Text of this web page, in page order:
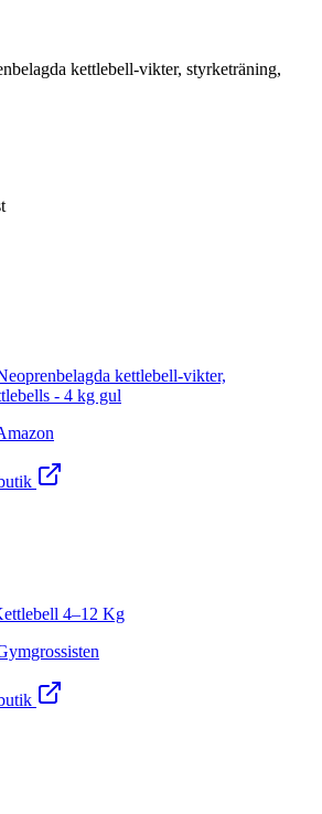
kettlebell-vikter, styrketräning,
kettlebell-vikter,
- 4 kg gul
4–12 Kg